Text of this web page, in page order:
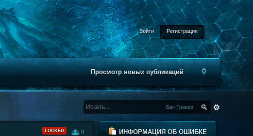
Войти Регистрация
Просмотр новых публикаций
Баг-Трекер
ИНФОРМАЦИЯ ОБ ОШИБКЕ
0
LOCKED